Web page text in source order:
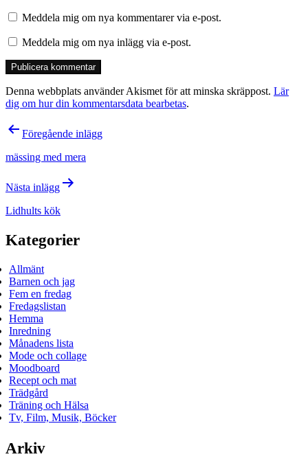
Meddela mig om nya kommentarer via e-post.
Meddela mig om nya inlägg via e-post.
Denna webbplats använder Akismet för att minska skräppost. Lär
dig om hur din kommentarsdata bearbetas.
Inläggsnavigering
Föregående inlägg
mässing med mera
Nästa inlägg
Lidhults kök
Kategorier
Allmänt
Barnen och jag
Fem en fredag
Fredagslistan
Hemma
Inredning
Månadens lista
Mode och collage
Moodboard
Recept och mat
Trädgård
Träning och Hälsa
Tv, Film, Musik, Böcker
Arkiv